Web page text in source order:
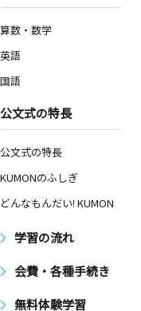
算数・数学
英語
国語
公文式の特長
公文式の特長
KUMONのふしぎ
どんなもんだい! KUMON
学習の流れ
会費・各種手続き
無料体験学習